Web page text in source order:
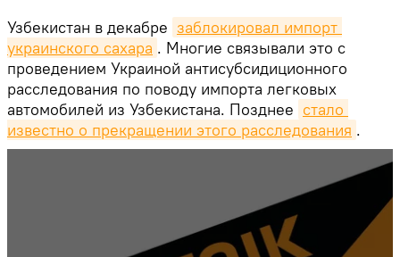
Узбекистан в декабре заблокировал импорт
украинского сахара . Многие связывали это с
проведением Украиной антисубсидиционного
расследования по поводу импорта легковых
автомобилей из Узбекистана. Позднее стало
известно о прекращении этого расследования .